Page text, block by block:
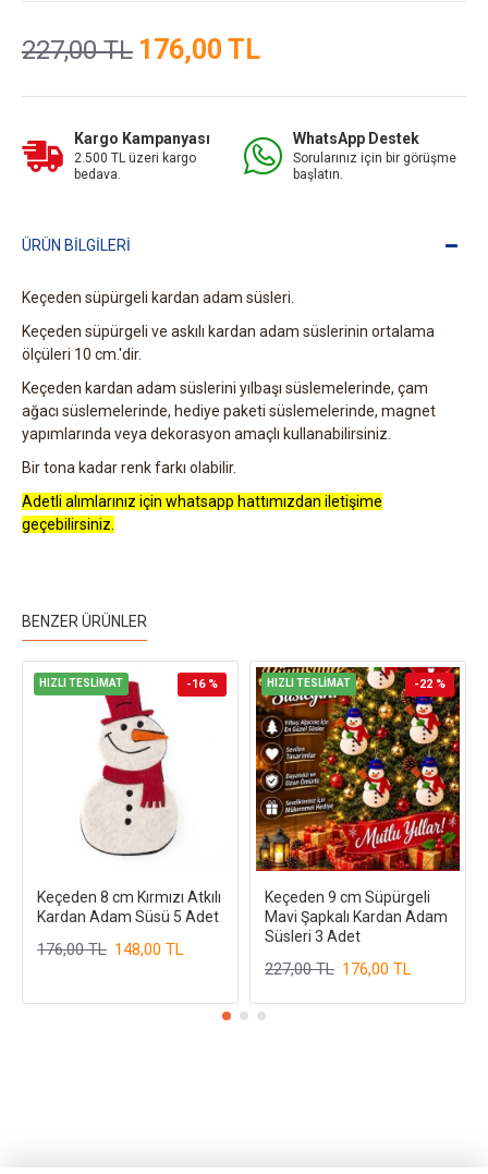
176,00 TL
227,00 TL
Kargo Kampanyası
2.500 TL üzeri kargo
bedava.
WhatsApp Destek
Sorularınız için bir görüşme
başlatın.
ÜRÜN BILGILERI
Keçeden süpürgeli kardan adam süsleri.
Keçeden süpürgeli ve askılı kardan adam süslerinin ortalama
ölçüleri 10 cm.'dir.
Keçeden kardan adam süslerini yılbaşı süslemelerinde, çam
ağacı süslemelerinde, hediye paketi süslemelerinde, magnet
yapımlarında veya dekorasyon amaçlı kullanabilirsiniz.
Bir tona kadar renk farkı olabilir.
Adetli alımlarınız için whatsapp hattımızdan iletişime
geçebilirsiniz.
BENZER ÜRÜNLER
HIZLI TESLİMAT -16 %
Keçeden 8 cm Kırmızı Atkılı
Kardan Adam Süsü 5 Adet
148,00 TL
176,00 TL
HIZLI TESLİMAT -22 %
Keçeden 9 cm Süpürgeli
Mavi Şapkalı Kardan Adam
Süsleri 3 Adet
176,00 TL
227,00 TL